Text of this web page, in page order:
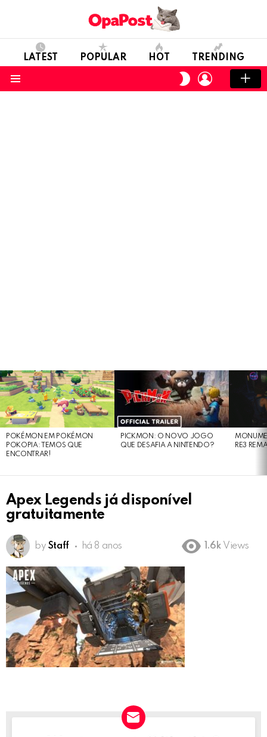
LATEST POPULAR HOT TRENDING
SWITCH
SKIN
LOGIN
LATEST
STORIES
POKÉMON EM POKÉMON
POKOPIA: TEMOS QUE
ENCONTRAR!
PICKMON: O NOVO JOGO
QUE DESAFIA A NINTENDO?
RE3
Apex Legends já disponível
gratuitamente
by Staff há 8 anos 1.6k Views